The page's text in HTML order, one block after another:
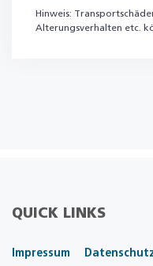
Hinweis:
Alterungsverhalten etc.
QUICK LINKS
Impressum